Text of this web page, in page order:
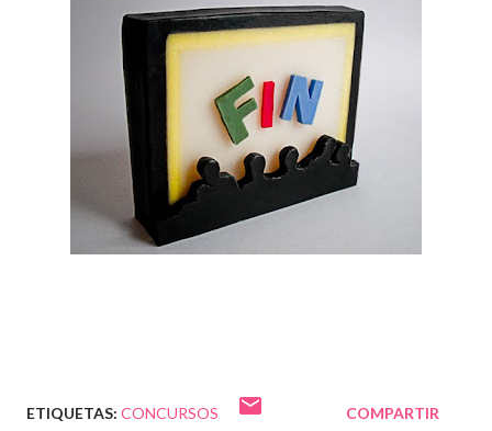
ETIQUETAS: CONCURSOS COMPARTIR